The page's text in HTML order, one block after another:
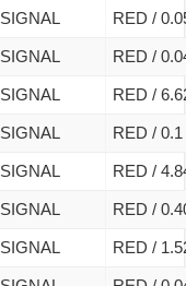
SIGNAL RED /
SIGNAL RED /
SIGNAL RED /
SIGNAL RED / 0.1
SIGNAL RED /
SIGNAL RED /
SIGNAL RED /